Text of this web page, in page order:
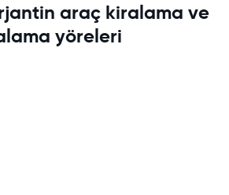
araç kiralama ve
yöreleri